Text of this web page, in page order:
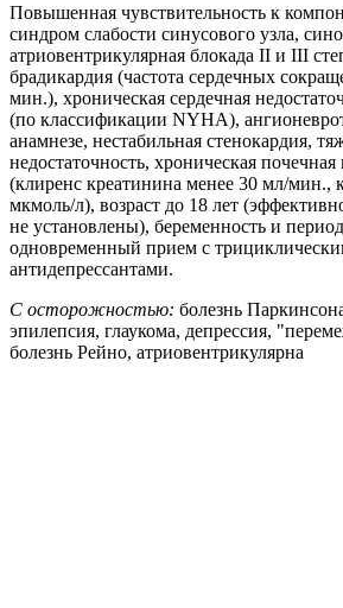
Повышенная чувствительность к
синдром слабости синусового узла,
атриовентрикулярная блокада II и III
брадикардия (частота сердечных
мин.), хроническая сердечная
(по классификации NYHA),
анамнезе, нестабильная стенокардия,
недостаточность, хроническая почечная
(клиренс креатинина менее 30 мл/мин.,
мкмоль/л), возраст до 18 лет
не установлены), беременность и
одновременный прием с
антидепрессантами.
С осторожностью: болезнь
эпилепсия, глаукома, депрессия,
болезнь Рейно, атриовентрикулярна